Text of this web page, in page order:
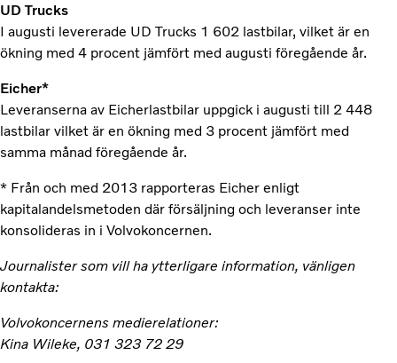
UD Trucks
I augusti levererade UD Trucks 1 602 lastbilar, vilket är en
ökning med 4 procent jämfört med augusti föregående år.
Eicher*
Leveranserna av Eicherlastbilar uppgick i augusti till 2 448
lastbilar vilket är en ökning med 3 procent jämfört med
samma månad föregående år.
* Från och med 2013 rapporteras Eicher enligt
kapitalandelsmetoden där försäljning och leveranser inte
konsolideras in i Volvokoncernen.
Journalister som vill ha ytterligare information, vänligen
kontakta:
Volvokoncernens medierelationer:
Kina Wileke, 031 323 72 29